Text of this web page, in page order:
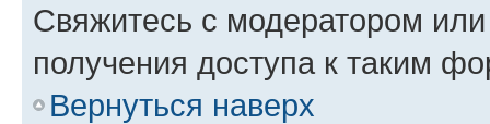
Свяжитесь с модератором
получения доступа к таким
Вернуться наверх